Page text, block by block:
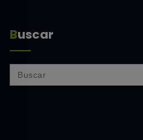
Buscar
Search
for: